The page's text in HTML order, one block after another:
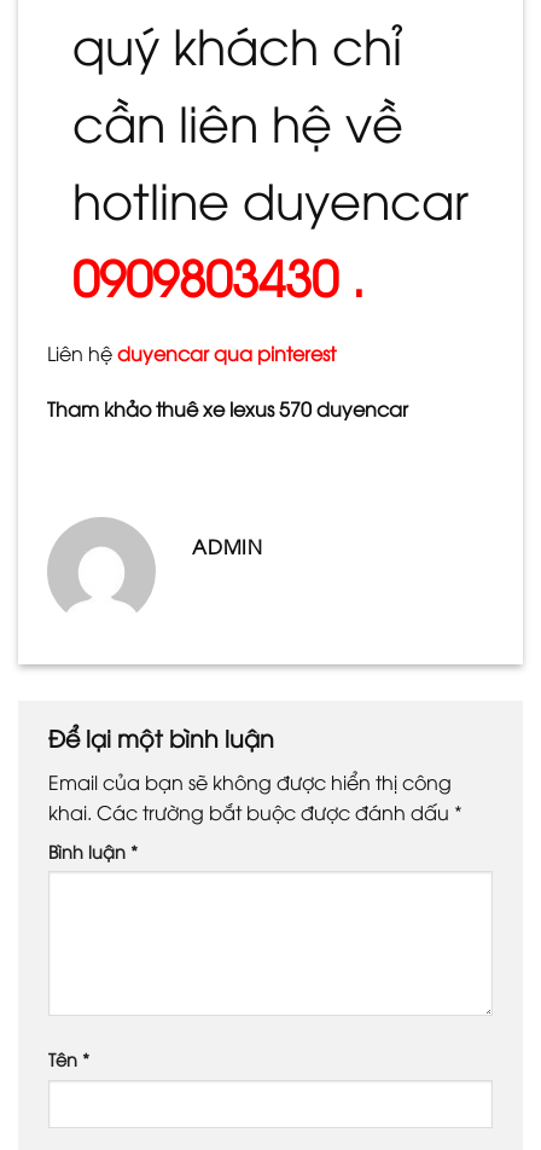
quý khách chỉ
cần liên hệ về
hotline duyencar
0909803430 .
Liên hệduyencar qua pinterest
Tham khảo thuê xe lexus 570 duyencar
ADMIN
Để lại một bình luận
Email của bạn sẽ không được hiển thị công
khai. Các trường bắt buộc được đánh dấu *
Bình luận *
Tên *